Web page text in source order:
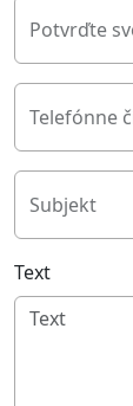
Potvrďte
Telefónne
Subjekt
Text